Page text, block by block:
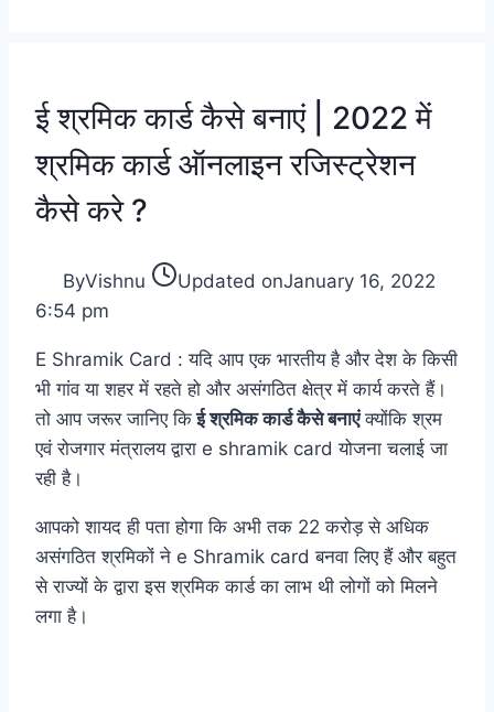
ई श्रमिक कार्ड कैसे बनाएं | 2022 में
श्रमिक कार्ड ऑनलाइन रजिस्ट्रेशन
कैसे करे ?
ByVishnu Updated onJanuary 16, 2022
6:54 pm
E Shramik Card : यदि आप एक भारतीय है और देश के किसी
भी गांव या शहर में रहते हो और असंगठित क्षेत्र में कार्य करते हैं।
तो आप जरूर जानिए किई श्रमिक कार्ड कैसे बनाएंक्योंकि श्रम
एवं रोजगार मंत्रालय द्वारा e shramik card योजना चलाई जा
रही है।
आपको शायद ही पता होगा कि अभी तक 22 करोड़ से अधिक
असंगठित श्रमिकों ने e Shramik card बनवा लिए हैं और बहुत
से राज्यों के द्वारा इस श्रमिक कार्ड का लाभ थी लोगों को मिलने
लगा है।